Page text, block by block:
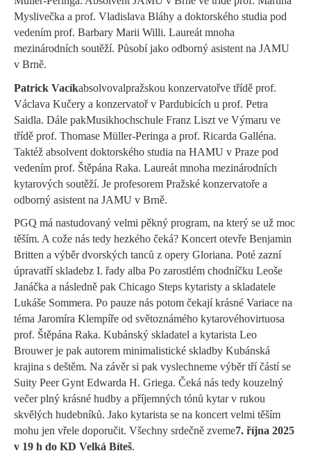
Myslivečka a prof. Vladislava Bláhy a doktorského studia pod
vedením prof. Barbary Marii Willi. Laureát mnoha
mezinárodních soutěží. Působí jako odborný asistent na JAMU
v Brně.
Patrick Vacíkabsolvovalpražskou konzervatořve třídě prof.
Václava Kučery a konzervatoř v Pardubicích u prof. Petra
Saidla. Dále pakMusikhochschule Franz Liszt ve Výmaru ve
třídě prof. Thomase Müller-Peringa a prof. Ricarda Galléna.
Taktéž absolvent doktorského studia na HAMU v Praze pod
vedením prof. Štěpána Raka. Laureát mnoha mezinárodních
kytarových soutěží. Je profesorem Pražské konzervatoře a
odborný asistent na JAMU v Brně.
PGQ má nastudovaný velmi pěkný program, na který se už moc
těším. A cože nás tedy hezkého čeká? Koncert otevře Benjamin
Britten a výběrdvorských tanců z opery Gloriana. Poté zazní
úpravatřískladebz I. řady alba Po zarostlém chodníčku Leoše
Janáčka a následně pak Chicago Steps kytaristy a skladatele
Lukáše Sommera. Po pauze nás potom čekají krásné Variace na
téma Jaromíra Klempíře od světoznámého kytarovéhovirtuosa
prof. Štěpána Raka. Kubánský skladatel a kytarista Leo
Brouwerje pak autorem minimalistické skladby Kubánská
krajina s deštěm. Na závěr si pak vyslechneme výběr tříčástí se
Suity PeerGynt Edwarda H. Griega. Čeká nás tedy kouzelný
večer plný krásné hudby a příjemných tónů kytarv rukou
skvělých hudebníků. Jako kytarista se na koncert velmi těším
mohu jen vřele doporučit. Všechny srdečně zveme7. října 2025
v 19 h do KD Velká Bíteš.